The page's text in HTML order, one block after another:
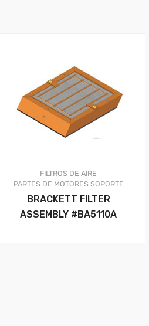
FILTROS DE AIRE
PARTES DE MOTORES SOPORTE
BRACKETT FILTER
ASSEMBLY #BA5110A